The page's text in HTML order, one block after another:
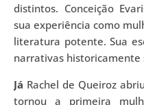
distintos. Conceição
sua experiência como
literatura potente. Sua
narrativas historicamente
Já Rachel de Queiroz
tornou a primeira